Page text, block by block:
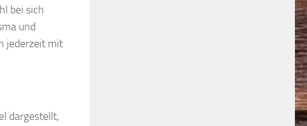
bei sich
und
jederzeit mit
dargestellt,